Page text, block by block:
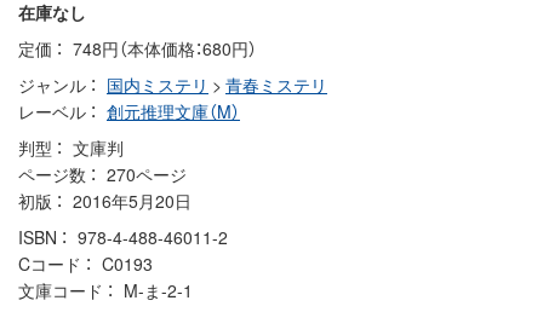
在庫なし
定価
748円（本体価格：680円）
ジャンル
国内ミステリ > 青春ミステリ
レーベル
創元推理文庫（M）
判型
文庫判
ページ数
270ページ
初版
2016年5月20日
ISBN
978-4-488-46011-2
Cコード
C0193
文庫コード
M-ま-2-1